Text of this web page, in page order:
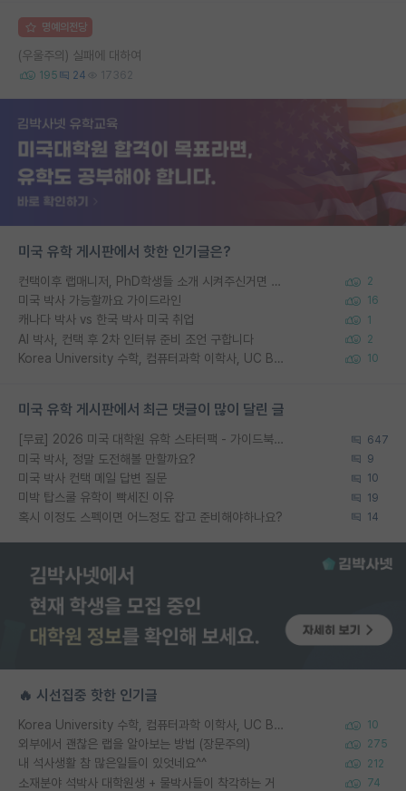
명예의전당
(우울주의) 실패에 대하여
195 24 17362
미국 유학 게시판에서 핫한 인기글은?
컨택이후 랩매니저, PhD학생들 소개 시켜주신거면 거의 컨펌에 가깝나요? 2
미국 박사 가능할까요 가이드라인 16
캐나다 박사 vs 한국 박사 미국 취업 1
AI 박사, 컨택 후 2차 인터뷰 준비 조언 구합니다 2
Korea University 수학, 컴퓨터과학 이학사, UC Berkeley 산업공학 대학원 공학박사가 되는 것은 쉽지 않겠죠? 10
미국 유학 게시판에서 최근 댓글이 많이 달린 글
[무료] 2026 미국 대학원 유학 스타터팩 - 가이드북 & 합격자 컨택메일 템플릿 647
미국 박사, 정말 도전해볼 만할까요? 9
미국 박사 컨택 메일 답변 질문 10
미박 탑스쿨 유학이 빡세진 이유 19
혹시 이정도 스펙이면 어느정도 잡고 준비해야하나요? 14
🔥 시선집중 핫한 인기글
Korea University 수학, 컴퓨터과학 이학사, UC Berkeley 산업공학 대학원 공학박사가 되는 것은 쉽지 않겠죠? 10
외부에서 괜찮은 랩을 알아보는 방법 (장문주의) 275
내 석사생활 참 많은일들이 있엇네요^^ 212
소재분야 석박사 대학원생 + 물박사들이 착각하는 거 74